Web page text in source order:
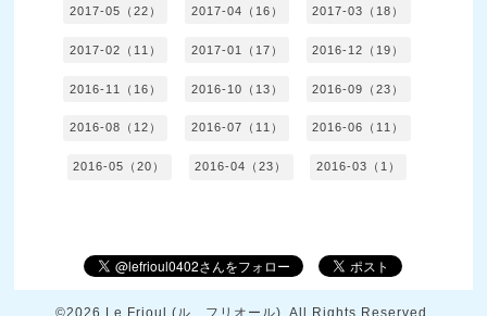
2017-05（22） 2017-04（16） 2017-03（18）
2017-02（11） 2017-01（17） 2016-12（19）
2016-11（16） 2016-10（13） 2016-09（23）
2016-08（12） 2016-07（11） 2016-06（11）
2016-05（20） 2016-04（23） 2016-03（1）
©2026 Le Frioul (ル フリオール) . All Rights Reserved.